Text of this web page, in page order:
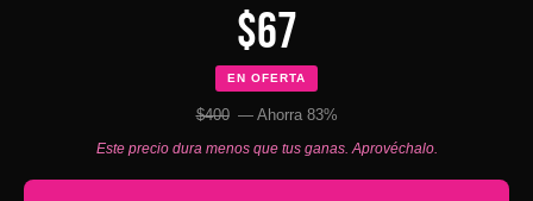
$67
EN OFERTA
$400 — Ahorra 83%
Este precio dura menos que tus ganas. Aprovéchalo.